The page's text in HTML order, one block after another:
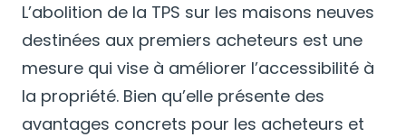
L’abolition de la TPS sur les maisons neuves
destinées aux premiers acheteurs est une
mesure qui vise à améliorer l’accessibilité à
la propriété. Bien qu’elle présente des
avantages concrets pour les acheteurs et